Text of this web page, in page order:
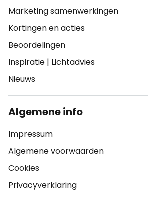
Marketing samenwerkingen
Kortingen en acties
Beoordelingen
Inspiratie | Lichtadvies
Nieuws
Algemene info
Impressum
Algemene voorwaarden
Cookies
Privacyverklaring